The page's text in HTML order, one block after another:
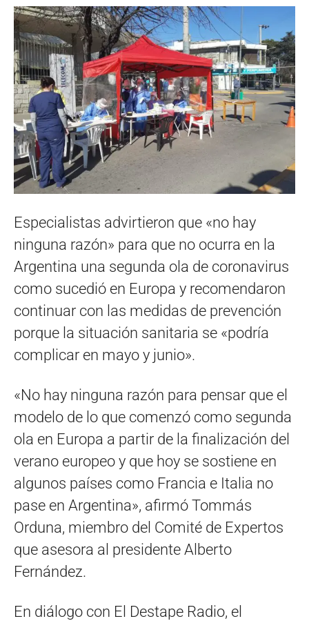
Especialistas advirtieron que «no hay
ninguna razón» para que no ocurra en la
Argentina una segunda ola de coronavirus
como sucedió en Europa y recomendaron
continuar con las medidas de prevención
porque la situación sanitaria se «podría
complicar en mayo y junio».
«No hay ninguna razón para pensar que el
modelo de lo que comenzó como segunda
ola en Europa a partir de la finalización del
verano europeo y que hoy se sostiene en
algunos países como Francia e Italia no
pase en Argentina», afirmó Tommás
Orduna, miembro del Comité de Expertos
que asesora al presidente Alberto
Fernández.
En diálogo con El Destape Radio, el